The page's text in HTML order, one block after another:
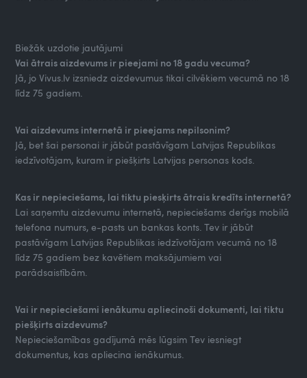
Biežāk uzdotie jautājumi
Vai ātrais aizdevums ir pieejami no 18 gadu vecuma?
Jā, jo Vivus.lv izsniedz aizdevumus tikai cilvēkiem vecumā no 18
līdz 75 gadiem.
Vai aizdevums internetā ir pieejams nepilsonim?
Jā, bet šai personai ir jābūt pastāvīgam Latvijas Republikas
iedzīvotājam, kuram ir piešķirts Latvijas personas kods.
Kas ir nepieciešams, lai tiktu piesķirts ātrais kredīts internetā?
Lai saņemtu aizdevumu internetā, nepieciešams derīgs mobilā
telefona numurs, e-pasts un bankas konts. Tev ir jābūt
pastāvīgam Latvijas Republikas iedzīvotājam vecumā no 18
līdz 75 gadiem bez kavētiem maksājumiem vai
parādsaistībām.
Vai ir nepieciešami ienākumu apliecinoši dokumenti, lai tiktu
piešķirts aizdevums?
Nepieciešamības gadījumā mēs lūgsim Tev iesniegt
dokumentus, kas apliecina ienākumus.